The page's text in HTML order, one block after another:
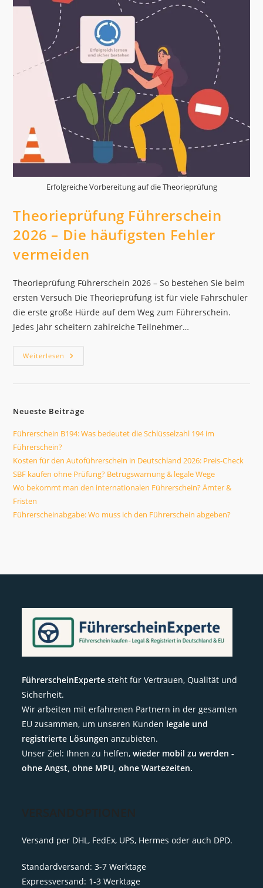
Erfolgreiche Vorbereitung auf die Theorieprüfung
Theorieprüfung Führerschein
2026 – Die häufigsten Fehler
vermeiden
Theorieprüfung Führerschein 2026 – So bestehen Sie beim
ersten Versuch Die Theorieprüfung ist für viele Fahrschüler
die erste große Hürde auf dem Weg zum Führerschein.
Jedes Jahr scheitern zahlreiche Teilnehmer…
Weiterlesen Theorieprüfung
Führerschein
Vermeiden
Neueste Beiträge
Führerschein B194: Was bedeutet die Schlüsselzahl 194 im
Führerschein?
Kosten für den Autoführerschein in Deutschland 2026: Preis-Check
SBF kaufen ohne Prüfung? Betrugswarnung & legale Wege
Wo bekommt man den internationalen Führerschein? Ämter &
Fristen
Führerscheinabgabe: Wo muss ich den Führerschein abgeben?
FührerscheinExperte steht für Vertrauen, Qualität und
Sicherheit.
Wir arbeiten mit erfahrenen Partnern in der gesamten
EU zusammen, um unseren Kunden legale und
registrierte Lösungen anzubieten.
Unser Ziel: Ihnen zu helfen,wieder mobil zu werden -
ohne Angst, ohne MPU, ohne Wartezeiten.
Versand per DHL, FedEx, UPS, Hermes oder auch DPD.
Standardversand: 3-7 Werktage
Expressversand: 1-3 Werktage